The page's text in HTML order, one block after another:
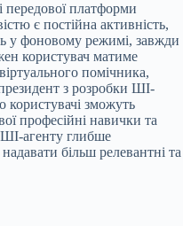
передової платформи
є постійна активність,
у фоновому режимі, завжди
користувач матиме
помічника,
з розробки ШІ-
зможуть
професійні навички та
агенту глибше
більш релевантні та